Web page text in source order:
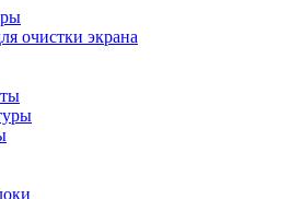
очистки экрана